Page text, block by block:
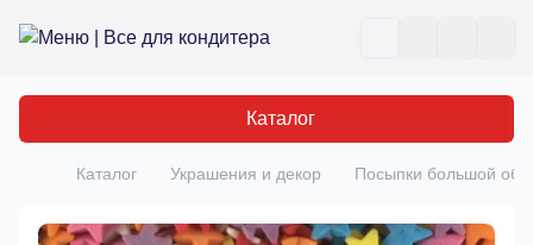
Все для кондитера
Каталог
Главная
Каталог Украшения и декор Посыпки большой